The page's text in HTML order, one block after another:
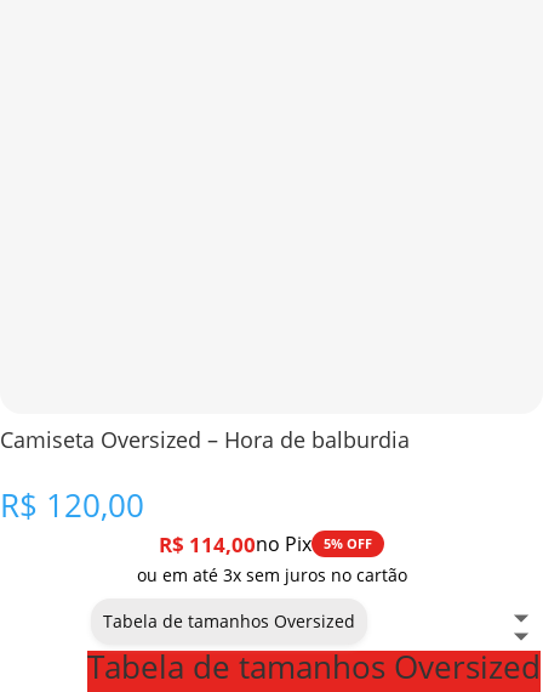
Camiseta Oversized – Hora de balburdia
R$ 120,00
R$ 114,00no Pix 5% OFF
ou em até 3x sem juros no cartão
Tabela de tamanhos Oversized
Tabela de tamanhos Oversized